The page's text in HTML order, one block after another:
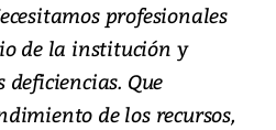
profesionales
de la institución y
Que
de los recursos,